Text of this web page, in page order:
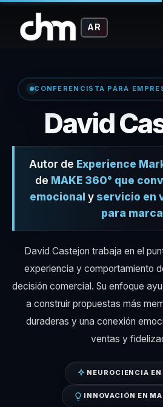
AR
CONFERENCISTA PARA
David
Autor de Experience
de MAKE 360° que
emocional y servicio en
para
David Castejon trabaja en el
experiencia y comportamiento
decisión comercial. Su enfoque
a construir propuestas más
duraderas y una conexión
ventas y
NEUROCIENCIA
INNOVACIÓN EN